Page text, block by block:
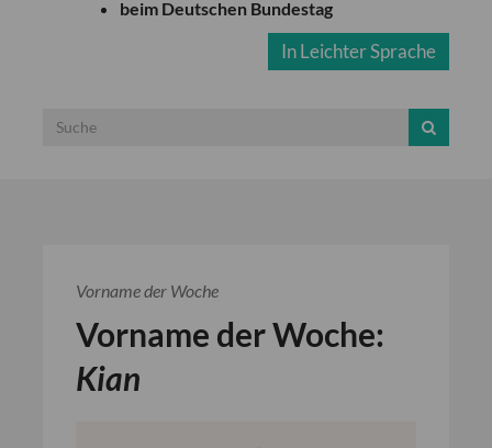
beim Deutschen Bundestag
In Leichter Sprache
Vorname der Woche
Vorname der Woche:
Kian